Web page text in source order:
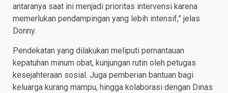
antaranya saat ini menjadi prioritas intervensi karena
memerlukan pendampingan yang lebih intensif,” jelas
Donny.
Pendekatan yang dilakukan meliputi pemantauan
kepatuhan minum obat, kunjungan rutin oleh petugas
kesejahteraan sosial. Juga pemberian bantuan bagi
keluarga kurang mampu, hingga kolaborasi dengan Dinas